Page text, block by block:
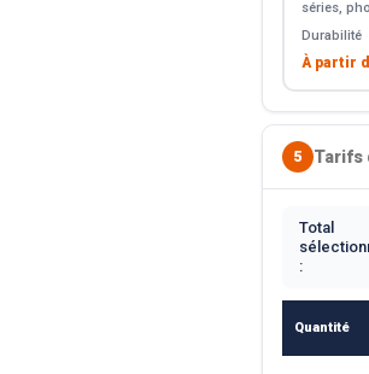
séries,
Durabilité
À partir
5 Tarifs
Total
:
Quantité